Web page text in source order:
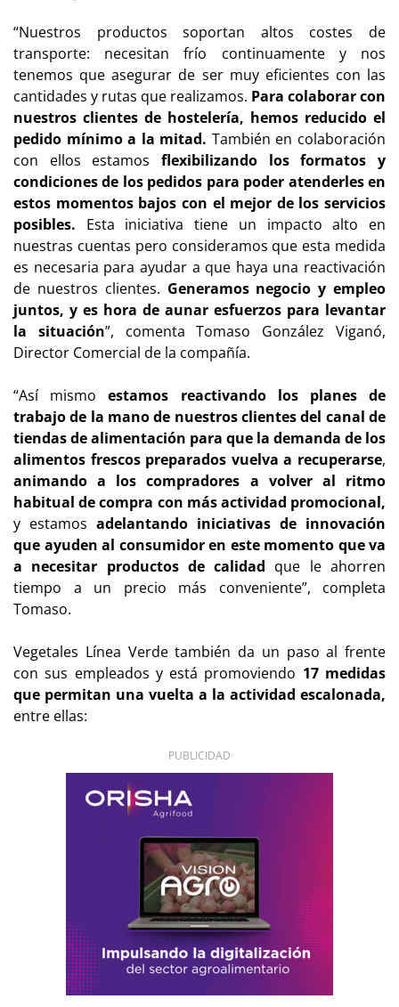
“Nuestros productos soportan altos costes de
transporte: necesitan frío continuamente y nos
tenemos que asegurar de ser muy eficientes con las
cantidades y rutas que realizamos. Para colaborar con
nuestros clientes de hostelería, hemos reducido el
pedido mínimo a la mitad. También en colaboración
con ellos estamos flexibilizando los formatos y
condiciones de los pedidos para poder atenderles en
estos momentos bajos con el mejor de los servicios
posibles. Esta iniciativa tiene un impacto alto en
nuestras cuentas pero consideramos que esta medida
es necesaria para ayudar a que haya una reactivación
de nuestros clientes. Generamos negocio y empleo
juntos, y es hora de aunar esfuerzos para levantar
la situación”, comenta Tomaso González Viganó,
Director Comercial de la compañía.
“Así mismoestamos reactivando los planes de
trabajo de la mano de nuestros clientes del canal de
tiendas de alimentación para que la demanda de los
alimentos frescos preparados vuelva a recuperarse,
animando a los compradores a volver al ritmo
habitual de compra con más actividad promocional,
y estamos adelantando iniciativas de innovación
que ayuden al consumidor en este momento que va
a necesitar productos de calidad que le ahorren
tiempo a un precio más conveniente”, completa
Tomaso.
Vegetales Línea Verde también da un paso al frente
con sus empleados y está promoviendo 17 medidas
que permitan una vuelta a la actividad escalonada,
entre ellas:
PUBLICIDAD